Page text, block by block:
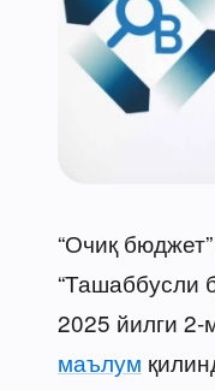
“Очиқ
“Ташаббусли
2025 йилги 2-
маълум